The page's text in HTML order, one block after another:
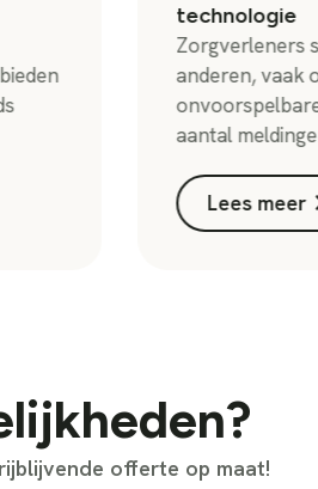
technologie
Zorgverleners
anderen, vaak
aantal
Lees meer
offerte op maat!